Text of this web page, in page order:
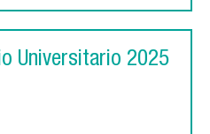
Universitario 2025